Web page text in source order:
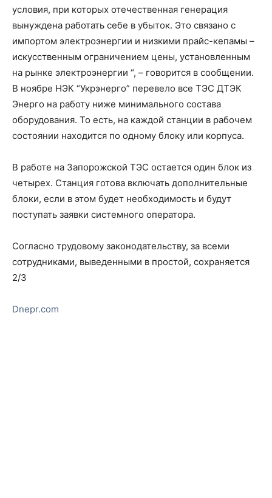
условия, при которых отечественная генерация
вынуждена работать себе в убыток. Это связано с
импортом электроэнергии и низкими прайс-кепамы –
искусственным ограничением цены, установленным
на рынке электроэнергии “, – говорится в сообщении.
В ноябре НЭК “Укрэнерго” перевело все ТЭС ДТЭК
Энерго на работу ниже минимального состава
оборудования. То есть, на каждой станции в рабочем
состоянии находится по одному блоку или корпуса.
В работе на Запорожской ТЭС остается один блок из
четырех. Станция готова включать дополнительные
блоки, если в этом будет необходимость и будут
поступать заявки системного оператора.
Согласно трудовому законодательству, за всеми
сотрудниками, выведенными в простой, сохраняется
2/3
Dnepr.com